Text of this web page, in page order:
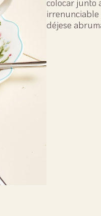
colocar junto
irrenunciable
déjese